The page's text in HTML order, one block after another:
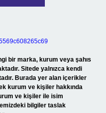
bir marka, kurum veya şahıs
Sitede yalnızca kendi
Burada yer alan içerikler
kurum ve kişiler hakkında
ve kişiler ile isim
bilgiler taslak